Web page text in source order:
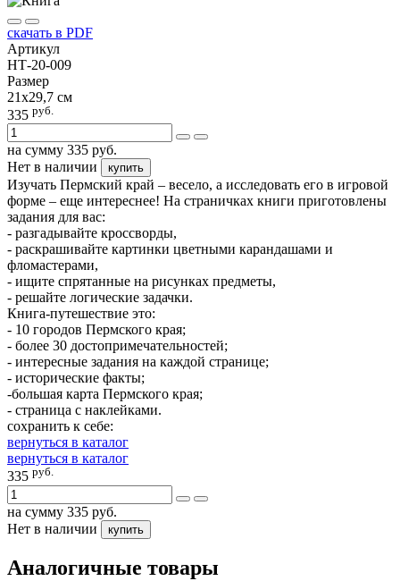
скачать в PDF
Артикул
НТ-20-009
Размер
21х29,7 см
335 руб.
на сумму 335 руб.
Нет в наличии
купить
Изучать Пермский край – весело, а исследовать его в игровой
форме – еще интереснее! На страничках книги приготовлены
задания для вас:
- разгадывайте кроссворды,
- раскрашивайте картинки цветными карандашами и
фломастерами,
- ищите спрятанные на рисунках предметы,
- решайте логические задачки.
Книга-путешествие это:
- 10 городов Пермского края;
- более 30 достопримечательностей;
- интересные задания на каждой странице;
- исторические факты;
-большая карта Пермского края;
- страница с наклейками.
сохранить к себе:
вернуться в каталог
вернуться в каталог
335 руб.
на сумму 335 руб.
Нет в наличии
купить
Аналогичные товары